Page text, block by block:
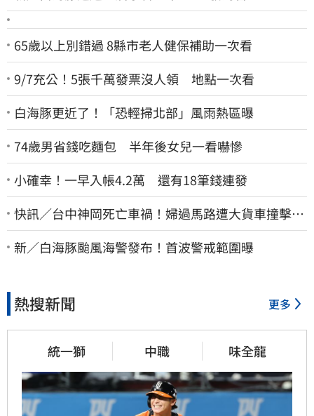
65歲以上別錯過 8縣市老人健保補助一次看
9/7充公！5張千萬發票沒人領 地點一次看
白海豚更近了！「恐輕掃北部」風雨熱區曝
74歲男省錢吃麵包 半年後女兒一看嚇慘
小確幸！一早入帳4.2萬 還有18筆錢連發
快訊／台中神岡死亡車禍！婦過馬路遭大貨車撞擊…
下半身輾碎慘死路口
新／白海豚颱風海警發布！首波警戒範圍曝
熱搜新聞 更多
統一獅 中職 味全龍